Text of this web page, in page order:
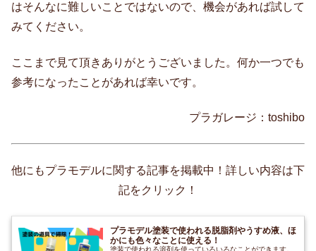
はそんなに難しいことではないので、機会があれば試して
みてください。
ここまで見て頂きありがとうございました。何か一つでも
参考になったことがあれば幸いです。
プラガレージ：toshibo
他にもプラモデルに関する記事を掲載中！詳しい内容は下
記をクリック！
プラモデル塗装で使われる脱脂剤やうすめ液、ほ
かにも色々なことに使える！
塗装で使われる溶剤を使っていろいろなことができます。